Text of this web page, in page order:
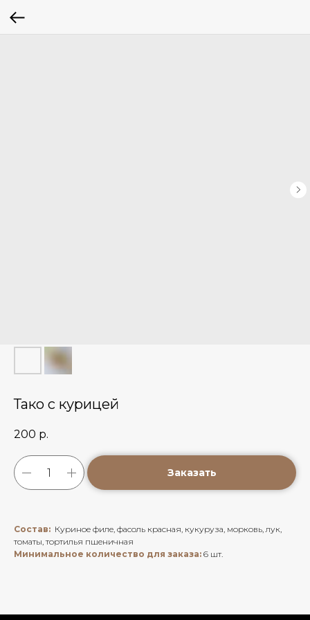
Тако с курицей
200 р.
Заказать
Состав: Куриное филе, фасоль красная, кукуруза, морковь, лук,
томаты, тортилья пшеничная
Минимальное количество для заказа: 6 шт.